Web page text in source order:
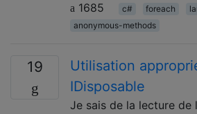
1685
c# foreach
anonymous-methods
19
Utilisation
IDisposable
Je sais de la lecture de